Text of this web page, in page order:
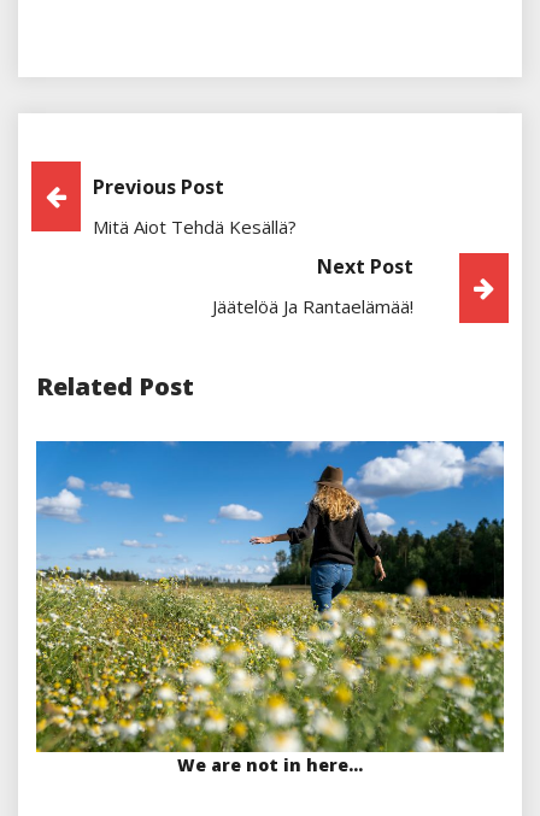
Artikkelien
Selaus
Previous Post
Mitä Aiot Tehdä Kesällä?
Next Post
Jäätelöä Ja Rantaelämää!
Related Post
We are not in here…